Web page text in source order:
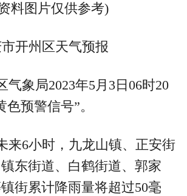
料图片仅供参考)
开州区天气预报
气象局2023年5月3日06时20
预警信号”。
来6小时，九龙山镇、正安街
东街道、白鹤街道、郭家
街累计降雨量将超过50毫